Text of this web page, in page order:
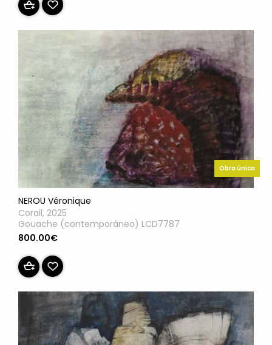
Obra única
NEROU Véronique
Corail, 2025
Gouache (contemporáneo) LCD7787
800.00€